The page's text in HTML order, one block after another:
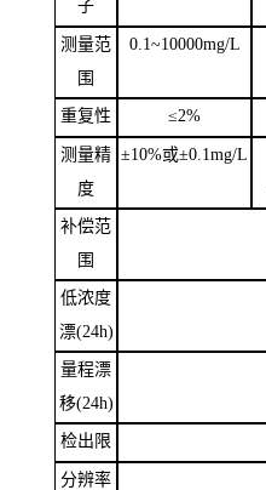
子
测量范
围
0.1~10000mg/L
重复性 ≤2%
测量精
度
±10%或±0.1mg/L
补偿范
围
低浓度
漂(24h)
量程漂
移(24h)
检出限
分辨率